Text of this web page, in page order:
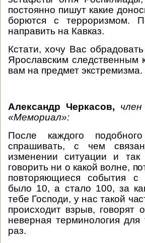
постоянно пишут какие
борются с терроризмом.
направить на Кавказ.
Кстати, хочу Вас
Ярославским следственным
вам на предмет экстремизма.
Александр Черкасов,
«Мемориал»:
После каждого
спрашивать, с чем
изменении ситуации и
говорить ни о какой волне,
повторяющиеся события
было 10, а стало 100, за
тебе Господи, у нас такой
происходит взрыв, говорят
неверная терминология
раз.